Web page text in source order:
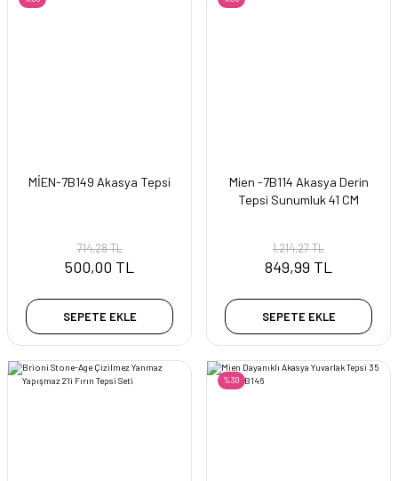
MİEN-7B149 Akasya Tepsi
714,28 TL
500,00 TL
SEPETE EKLE
Mien -7B114 Akasya Derin
Tepsi Sunumluk 41 CM
1.214,27 TL
849,99 TL
SEPETE EKLE
%30